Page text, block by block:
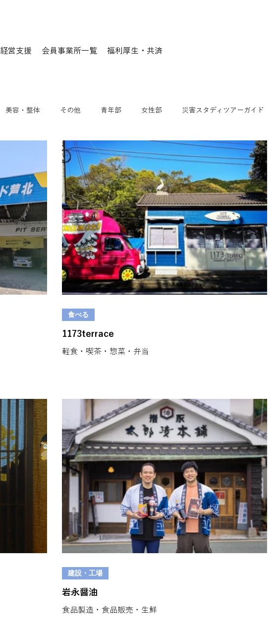
経営支援 会員事業所一覧 福利厚生・共済
美容・整体 その他 青年部 女性部 災害スタディツアーガイド
1173terrace
軽食・喫茶・惣菜・弁当
食べる
岩永醤油
食品製造・食品販売・生鮮
建設・工場